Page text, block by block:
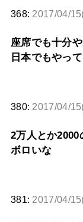
368: 2017/04/
座席でも十分
日本でもやっ
380: 2017/04/
2万人とか
ボロいな
381: 2017/04/